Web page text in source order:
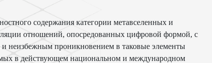
содержания категории метавселенных и
отношений, опосредованных цифровой формой, с
и неизбежным проникновением в таковые элементы
в действующем национальном и международном